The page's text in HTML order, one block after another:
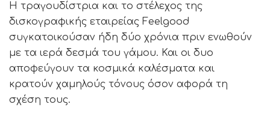
Η τραγουδίστρια και το στέλεχος της
δισκογραφικής εταιρείας Feelgood
συγκατοικούσαν ήδη δύο χρόνια πριν ενωθούν
με τα ιερά δεσμά του γάμου. Και οι δυο
αποφεύγουν τα κοσμικά καλέσματα και
κρατούν χαμηλούς τόνους όσον αφορά τη
σχέση τους.